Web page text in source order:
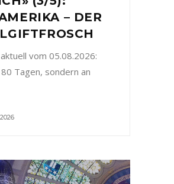
– DER
vom 05.08.2026:
Tagen, sondern an